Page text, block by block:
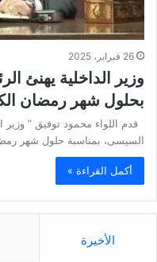
26 فبراير، 2025
وزير الداخلية يهنئ
بحلول شهر رمضان
قدم اللواء محمود توفيق ” وزير
السيسى، بمناسبة حلول شهر
أكمل القراءة »
الأخيرة